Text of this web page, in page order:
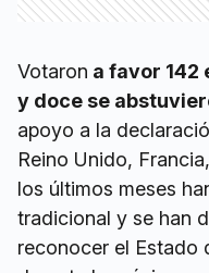
Votaron a favor 142
y doce se
apoyo a la
Reino Unido,
los últimos meses
tradicional y se han
reconocer el Estado